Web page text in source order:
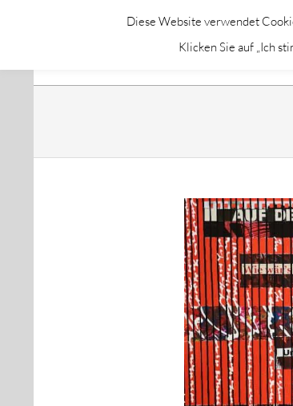
GALERIE
Diese Website verwendet
Klicken Sie auf „Ich